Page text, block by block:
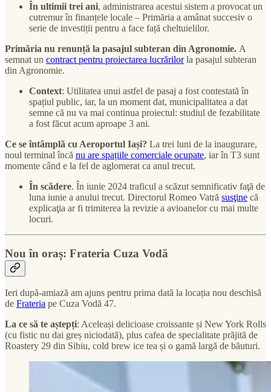
În ultimii trei ani, administrarea acestui sistem a provocat un
cutremur în finanțele locale – Primăria a amânat succesiv o
serie de investiții pentru a face față cheltuielilor.
Primăria nu renunță la pasajul subteran din Agronomie. A
semnat un contract pentru proiectarea lucrărilorla pasajul subteran
din Agronomie.
Context: Utilitatea unui astfel de pasaj a fost contestată în
spațiul public, iar, la un moment dat, municipalitatea a dat
semne că nu va mai continua proiectul: studiul de fezabilitate
a fost făcut acum aproape 3 ani.
Ce se întâmplă cu Aeroportul Iași? La trei luni de la inaugurare,
noul terminal încă nu are spațiile comerciale ocupate, iar în T3 sunt
momente când e la fel de aglomerat ca anul trecut.
În scădere. În iunie 2024 traficul a scăzut semnificativ faţă de
luna iunie a anului trecut. Directorul Romeo Vatră susţine că
explicaţia ar fi trimiterea la revizie a avioanelor cu mai multe
locuri.
Nou în oraș: Frateria Cuza Vodă
Ieri după-amiază am ajuns pentru prima dată la locația nou deschisă
de Frateria pe Cuza Vodă 47.
La ce să te aștepți: Aceleași delicioase croissante și New York Rolls
(cu fistic nu dai greș niciodată), plus cafea de specialitate prăjită de
Roastery 29 din Sibiu, cold brew ice tea și o gamă largă de băuturi.